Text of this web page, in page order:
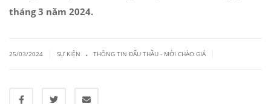
tháng 3 năm 2024.
25/03/2024 SỰ KIỆN . THÔNG TIN ĐẤU THẦU - MỜI CHÀO GIÁ